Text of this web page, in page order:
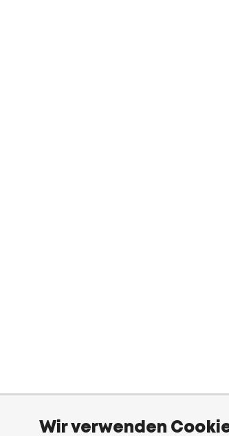
Wir verwenden